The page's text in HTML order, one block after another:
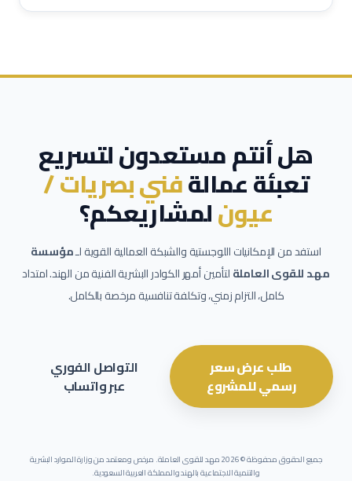
هل أنتم مستعدون لتسريع
تعبئة عمالةفني بصريات /
عيونلمشاريعكم؟
استفد من الإمكانيات اللوجستية والشبكة العمالية القوية لـمؤسسة
مهد للقوى العاملةلتأمين أمهر الكوادر البشرية الفنية من الهند. امتداد
كامل، التزام زمني، وتكلفة تنافسية مرخصة بالكامل.
طلب عرض سعر
رسمي للمشروع
التواصل الفوري
عبر واتساب
جميع الحقوق محفوظة ©2026مهد للقوى العاملة. مرخص ومعتمد من وزارة الموارد البشرية
والتنمية الاجتماعية بالهند والمملكة العربية السعودية.